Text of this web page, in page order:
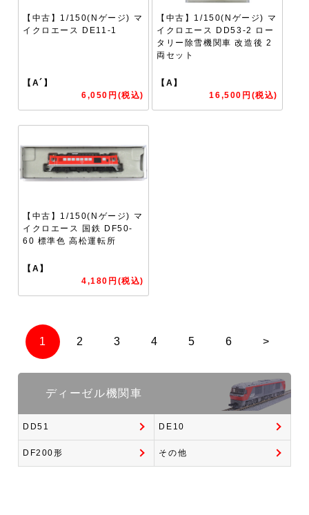
【中古】1/150(Nゲージ) マ
イクロエース DE11-1
【A´】
6,050円(税込)
【中古】1/150(Nゲージ) マ
イクロエース DD53-2 ロー
タリー除雪機関車 改造後 2
両セット
【A】
16,500円(税込)
【中古】1/150(Nゲージ) マ
イクロエース 国鉄 DF50-
60 標準色 高松運転所
【A】
4,180円(税込)
1 2 3 4 5 6 >
ディーゼル機関車
DD51 DE10
DF200形 その他